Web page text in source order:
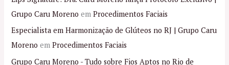
Grupo Caru Moreno emProcedimentos Faciais
Especialista em Harmonização de Glúteos no RJ | Grupo Caru
Moreno emProcedimentos Faciais
Grupo Caru Moreno - Tudo sobre Fios Aptos no Rio de